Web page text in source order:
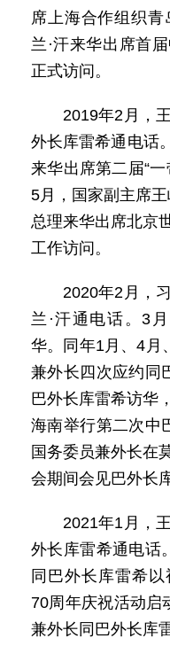
席上海合作组织
兰·汗来华出席首
正式访问。
2019年2月，
外长库雷希通电话
来华出席第二届“一
5月，国家副主席
总理来华出席北京
工作访问。
2020年2月，
兰·汗通电话。3
华。同年1月、4月
兼外长四次应约同
巴外长库雷希访华
海南举行第二次中
国务委员兼外长在
会期间会见巴外长
2021年1月，
外长库雷希通电话
同巴外长库雷希
70周年庆祝活动启
兼外长同巴外长库